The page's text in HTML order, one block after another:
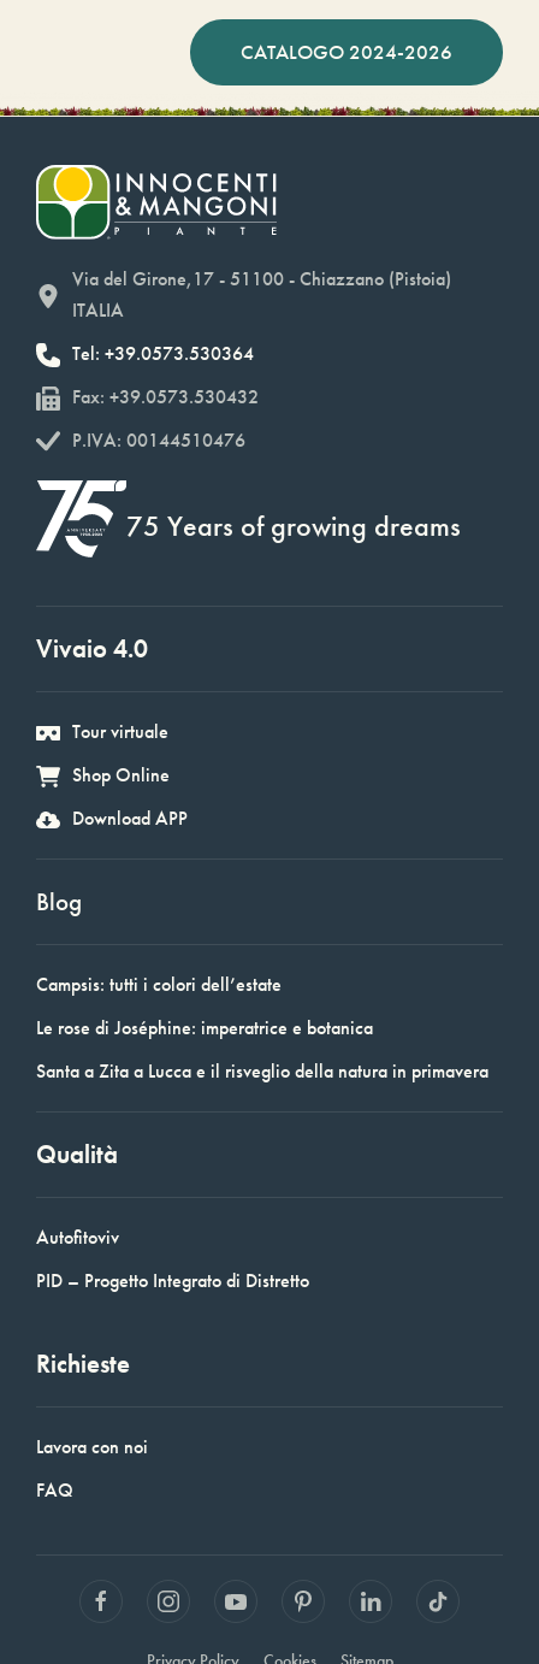
CATALOGO 2024-2026
Via del Girone,17 - 51100 - Chiazzano (Pistoia)
ITALIA
Tel: +39.0573.530364
Fax: +39.0573.530432
P.IVA: 00144510476
75 Years of growing dreams
Vivaio 4.0
Tour virtuale
Shop Online
Download APP
Blog
Campsis: tutti i colori dell’estate
Le rose di Joséphine: imperatrice e botanica
Santa a Zita a Lucca e il risveglio della natura in primavera
Qualità
Autofitoviv
PID – Progetto Integrato di Distretto
Richieste
Lavora con noi
FAQ